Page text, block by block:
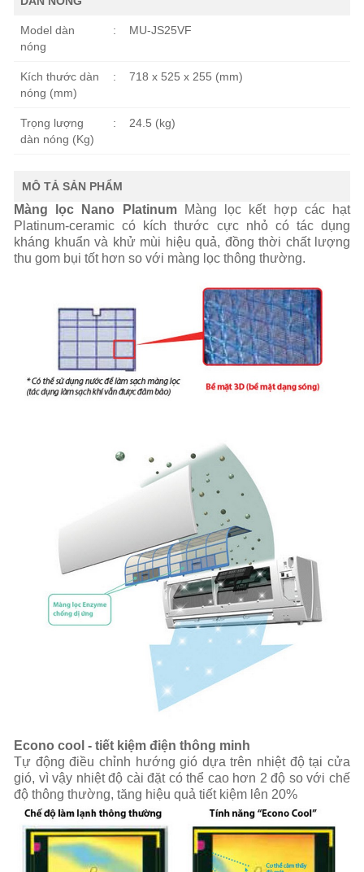
Model dàn
nóng
: MU-JS25VF
Kích thước dàn
nóng (mm)
: 718 x 525 x 255 (mm)
Trọng lượng
dàn nóng (Kg)
: 24.5 (kg)
MÔ TẢ SẢN PHẨM
Màng lọc Nano PlatinumMàng lọc kết hợp các hạt
Platinum-ceramic có kích thước cực nhỏ có tác dụng
kháng khuẩn và khử mùi hiệu quả, đồng thời chất lượng
thu gom bụi tốt hơn so với màng lọc thông thường.
Econo cool - tiết kiệm điện thông minh
Tự động điều chỉnh hướng gió dựa trên nhiệt độ tại cửa
gió, vì vậy nhiệt độ cài đặt có thể cao hơn 2 độ so với chế
độ thông thường, tăng hiệu quả tiết kiệm lên 20%